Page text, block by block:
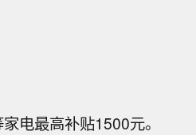
电最高补贴1500元。